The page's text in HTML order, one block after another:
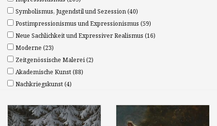
Symbolismus, Jugendstil und Sezession(40)
Postimpressionismus und Expressionismus (59)
Neue Sachlichkeit und Expressiver Realismus (16)
Moderne (23)
Zeitgenössische Malerei(2)
Akademische Kunst(88)
Nachkriegskunst(4)